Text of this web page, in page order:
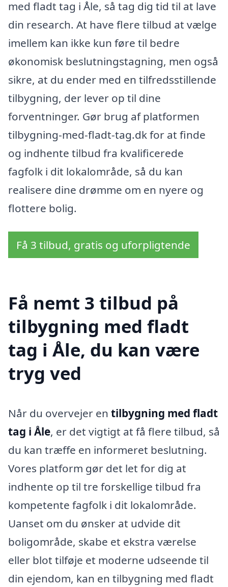
med fladt tag i Åle, så tag dig tid til at lave
din research. At have flere tilbud at vælge
imellem kan ikke kun føre til bedre
økonomisk beslutningstagning, men også
sikre, at du ender med en tilfredsstillende
tilbygning, der lever op til dine
forventninger. Gør brug af platformen
tilbygning-med-fladt-tag.dk for at finde
og indhente tilbud fra kvalificerede
fagfolk i dit lokalområde, så du kan
realisere dine drømme om en nyere og
flottere bolig.
Få 3 tilbud, gratis og uforpligtende
Få nemt 3 tilbud på
tilbygning med fladt
tag i Åle, du kan være
tryg ved
Når du overvejer en tilbygning med fladt
tag i Åle, er det vigtigt at få flere tilbud, så
du kan træffe en informeret beslutning.
Vores platform gør det let for dig at
indhente op til tre forskellige tilbud fra
kompetente fagfolk i dit lokalområde.
Uanset om du ønsker at udvide dit
boligområde, skabe et ekstra værelse
eller blot tilføje et moderne udseende til
din ejendom, kan en tilbygning med fladt